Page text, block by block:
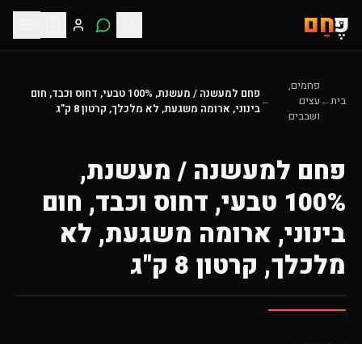
פֶּחָם
בית←
פחמים,
עצים
ושבבים
←
פחם למעשנה / מעשנת, 100% טבעי, דחוס וכבד, חום
בינוני, ארומה משגעת, לא מלכלך, קרטון 8 ק"ג
פחם למעשנה / מעשנת,
100% טבעי, דחוס וכבד, חום
בינוני, ארומה משגעת, לא
מלכלך, קרטון 8 ק"ג